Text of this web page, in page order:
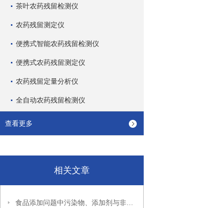
茶叶农药残留检测仪
农药残留测定仪
便携式智能农药残留检测仪
便携式农药残留测定仪
农药残留定量分析仪
全自动农药残留检测仪
查看更多
相关文章